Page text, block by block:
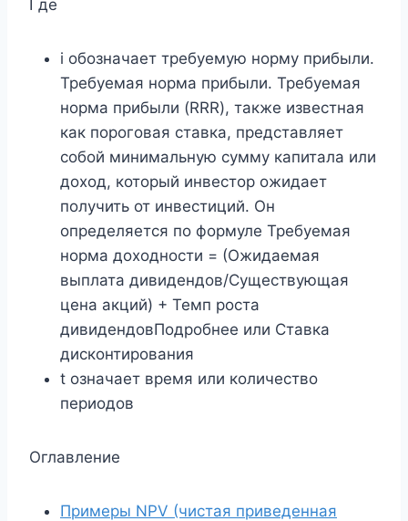
Где
i обозначает требуемую норму прибыли.
Требуемая норма прибыли. Требуемая
норма прибыли (RRR), также известная
как пороговая ставка, представляет
собой минимальную сумму капитала или
доход, который инвестор ожидает
получить от инвестиций. Он
определяется по формуле Требуемая
норма доходности = (Ожидаемая
выплата дивидендов/Существующая
цена акций) + Темп роста
дивидендовПодробнее или Ставка
дисконтирования
t означает время или количество
периодов
Оглавление
Примеры NPV (чистая приведенная